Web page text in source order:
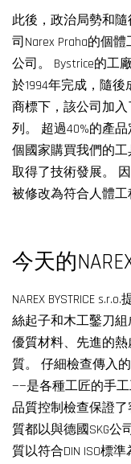
此後，政治局勢和
司Narex Praha的個
公司。 Bystrice的工
於1994年完成，隨後
商標下，該公司加
列。 超過40%的產
個國家購買我們的
取得了技術發展。
被修改為符合人體工
今天的
NAREX BYSTRICE
絲起子和木工鑿刀
優質材料、先進的
質。 仔細檢查傳入
——是各種工匠的手
品質控制檢查保證了
質都以與德國SKG公
質以符合DIN ISO標